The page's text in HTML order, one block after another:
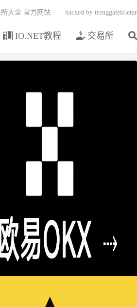
IO.NET教程 交易所
大全 官方网站 hacked by trenggalek6etar